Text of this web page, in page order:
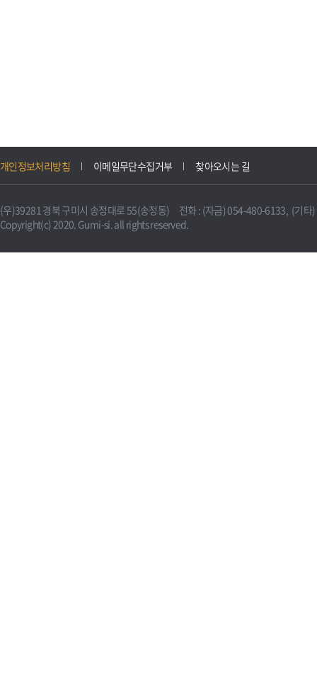
개인정보처리방침 이메일무단수집거부 찾아오시는 길
(우)39281 경북 구미시 송정대로 55(송정동) 전화 : (자금) 054-480-6133, (기타
Copyright(c) 2020. Gumi-si. all rights reserved.